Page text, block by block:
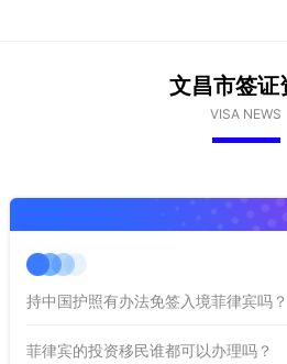
文昌市签证
VISA NEWS
持中国护照有办法免签入境菲律宾吗？
菲律宾的投资移民谁都可以办理吗？